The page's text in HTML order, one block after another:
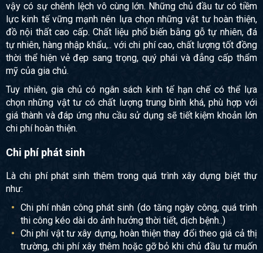
vậy có sự chênh lệch vô cùng lớn. Những chủ đầu tư có tiềm
lực kinh tế vững mạnh nên lựa chọn những vật tư hoàn thiện,
đồ nội thất cao cấp. Chất liệu phổ biến bằng gỗ tự nhiên, đá
tự nhiên, hàng nhập khẩu,.. với chi phí cao, chất lượng tốt đồng
thời thể hiện vẻ đẹp sang trọng, quý phái và đẳng cấp thẩm
mỹ của gia chủ.
Tuy nhiên, gia chủ có ngân sách kinh tế hạn chế có thể lựa
chọn những vật tư có chất lượng trung bình khá, phù hợp với
giá thành và đáp ứng nhu cầu sử dụng sẽ tiết kiệm khoản lớn
chi phí hoàn thiện.
Chi phí phát sinh
Là chi phí phát sinh thêm trong quá trình xây dựng biệt thự
như:
Chi phí nhân công phát sinh (do tăng ngày công, quá trình
thi công kéo dài do ảnh hưởng thời tiết, dịch bệnh..)
Chi phí vật tư xây dựng, hoàn thiện thay đổi theo giá cả thị
trường, chi phí xây thêm hoặc gỡ bỏ khi chủ đầu tư muốn